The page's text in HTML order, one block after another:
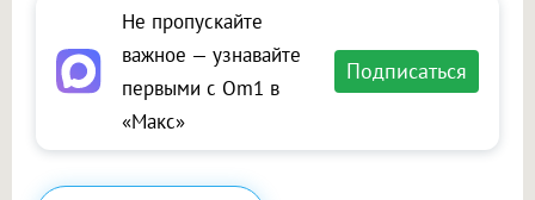
Не пропускайте
важное — узнавайте
первыми с Om1 в
«Макс»
Подписаться